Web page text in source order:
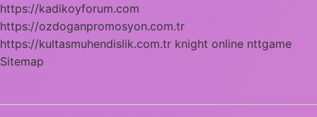
https://kadikoyforum.com
https://ozdoganpromosyon.com.tr
https://kultasmuhendislik.com.tr knight online nttgame
Sitemap